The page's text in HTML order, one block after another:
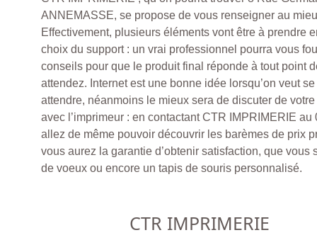
ANNEMASSE, se propose de vous renseigner au
Effectivement, plusieurs éléments vont être à prendre
choix du support : un vrai professionnel pourra vous
conseils pour que le produit final réponde à tout point
attendez. Internet est une bonne idée lorsqu’on veut
attendre, néanmoins le mieux sera de discuter de
avec l’imprimeur : en contactant CTR IMPRIMERIE au
allez de même pouvoir découvrir les barèmes de prix
vous aurez la garantie d’obtenir satisfaction, que vous
de voeux ou encore un tapis de souris personnalisé.
CTR IMPRIMERIE